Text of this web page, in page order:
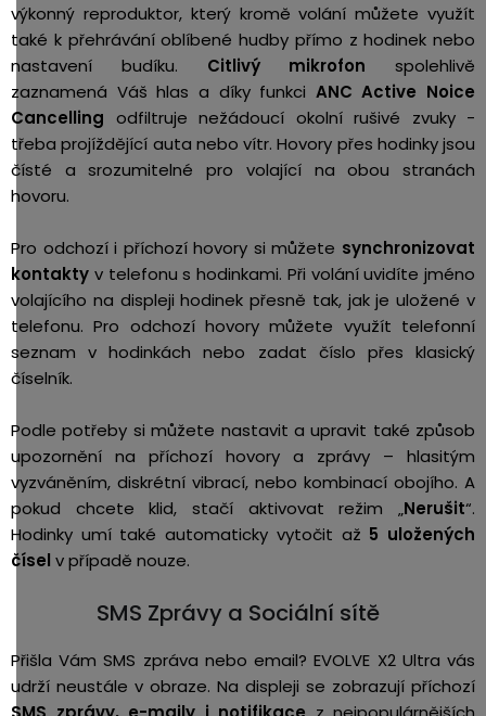
výkonný reproduktor, který kromě volání můžete využít
také k přehrávání oblíbené hudby přímo z hodinek nebo
nastavení budíku. Citlivý mikrofon spolehlivě
zaznamená Váš hlas a díky funkci ANC Active Noice
Cancelling odfiltruje nežádoucí okolní rušivé zvuky -
třeba projíždějící auta nebo vítr. Hovory přes hodinky jsou
čísté a srozumitelné pro volající na obou stranách
hovoru.
Pro odchozí i příchozí hovory si můžete synchronizovat
kontakty v telefonu s hodinkami. Při volání uvidíte jméno
volajícího na displeji hodinek přesně tak, jak je uložené v
telefonu. Pro odchozí hovory můžete využít telefonní
seznam v hodinkách nebo zadat číslo přes klasický
číselník.
Podle potřeby si můžete nastavit a upravit také způsob
upozornění na příchozí hovory a zprávy – hlasitým
vyzváněním, diskrétní vibrací, nebo kombinací obojího. A
pokud chcete klid, stačí aktivovat režim „Nerušit“.
Hodinky umí také automaticky vytočit až 5 uložených
čísel v případě nouze.
SMS Zprávy a Sociální sítě
Přišla Vám SMS zpráva nebo email?EVOLVE X2 Ultra vás
udrží neustále v obraze. Na displeji se zobrazují příchozí